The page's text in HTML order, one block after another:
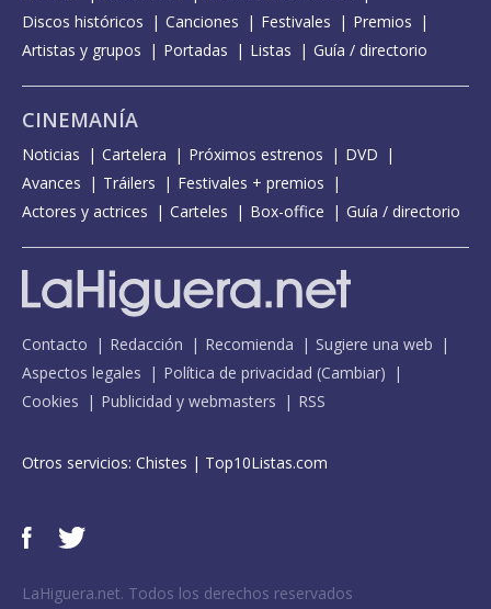
Discos históricos
Canciones Festivales
Premios
Artistas y grupos
Portadas Listas Guía / directorio
CINEMANÍA
Noticias Cartelera Próximos estrenos
DVD
Avances
Tráilers
Festivales + premios
Actores y actrices
Carteles Box-office Guía / directorio
Contacto Redacción Recomienda
Sugiere una web
Aspectos legales
Política de privacidad (Cambiar)
Cookies
Publicidad y webmasters RSS
Otros servicios: Chistes | Top10Listas.com
LaHiguera.net. Todos los derechos reservados